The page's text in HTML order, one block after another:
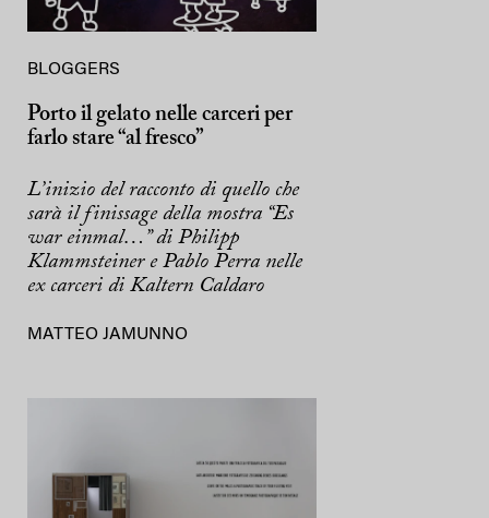
BLOGGERS
Porto il gelato nelle carceri per
farlo stare “al fresco”
L’inizio del racconto di quello che
sarà il finissage della mostra “Es
war einmal…” di Philipp
Klammsteiner e Pablo Perra nelle
ex carceri di Kaltern Caldaro
MATTEO JAMUNNO